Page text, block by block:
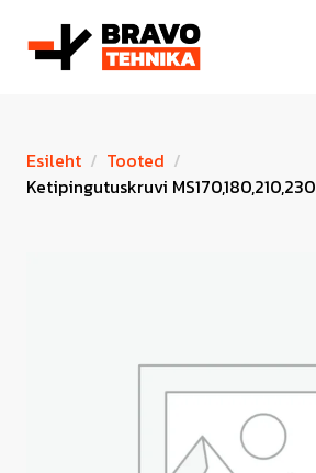
Esileht
Tooted
Ketipingutuskruvi MS170,180,210,230